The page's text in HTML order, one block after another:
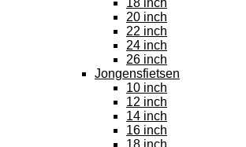
18 inch
20 inch
22 inch
24 inch
26 inch
Jongensfietsen
10 inch
12 inch
14 inch
16 inch
18 inch